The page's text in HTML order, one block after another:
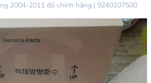
2004-2011 đỏ chính hãng | 9240107500